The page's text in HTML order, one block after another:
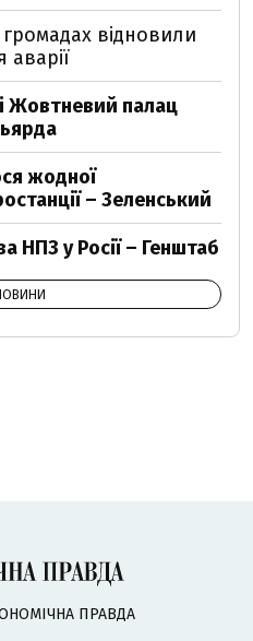
громадах відновили
аварії
Жовтневий палац
жодної
– Зеленський
НПЗ у Росії – Генштаб
ПРАВДА